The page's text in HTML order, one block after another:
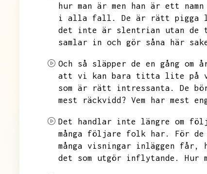
hur man är men han är ett
i alla fall.
De är rätt pigga
det inte är slentrian utan de
samlar in och gör såna här
Och så släpper de en gång
att vi kan bara titta lite på
som är rätt intressanta.
De
mest räckvidd? Vem har mest
Det handlar inte längre om
många följare folk har.
För
många visningar inläggen får,
det som utgör inflytande.
Hur